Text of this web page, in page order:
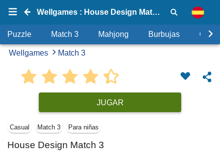
Wellgames : House Design Match 3
Puzzle Match 3 Mahjong Burbujas
Wellgames Match 3
JUGAR
Casual Match 3 Para niñas
House Design Match 3